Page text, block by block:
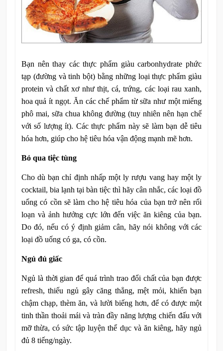
Bạn nên thay các thực phẩm giàu carbonhydrate phức
tạp (đường và tinh bột) bằng những loại thực phẩm giàu
protein và chất xơ như thịt, cá, trứng, các loại rau xanh,
hoa quả ít ngọt. Ăn các chế phẩm từ sữa như một miếng
phô mai, sữa chua không đường (tuy nhiên nên hạn chế
với số lượng ít). Các thực phẩm này sẽ làm bạn dễ tiêu
hóa hơn, giúp cho hệ tiêu hóa vận động mạnh mẽ hơn.
Bỏ qua tiệc tùng
Cho dù bạn chỉ định nhấp một ly rượu vang hay một ly
cocktail, bia lạnh tại bàn tiệc thì hãy cân nhắc, các loại đồ
uống có cồn sẽ làm cho hệ tiêu hóa của bạn trở nên rối
loạn và ảnh hưởng cực lớn đến việc ăn kiêng của bạn.
Do đó, nếu có ý định giảm cân, hãy nói không với các
loại đồ uống có ga, có cồn.
Ngủ đủ giấc
Ngủ là thời gian để quá trình trao đổi chất của bạn được
refresh, thiếu ngủ gây căng thẳng, mệt mỏi, khiến bạn
chậm chạp, thèm ăn, và lười biếng hơn, để có được một
tinh thần thoải mái và tràn đầy năng lượng chiến đấu với
mỡ thừa, có sức tập luyện thể dục và ăn kiêng, hãy ngủ
đủ 8 tiếng/ngày.